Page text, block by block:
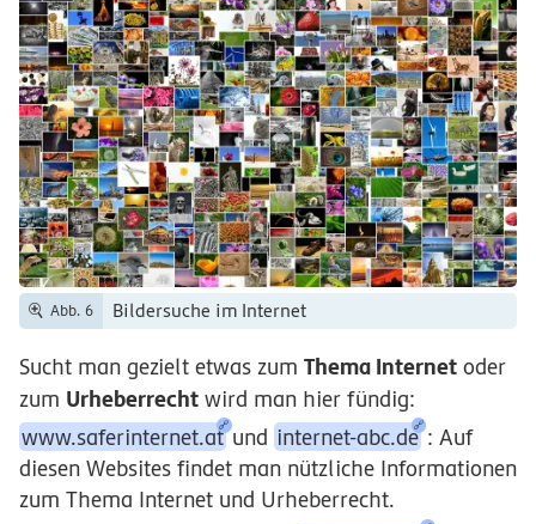
Abb. 6 Bildersuche im Internet
Sucht man gezielt etwas zum Thema Internet oder
zum Urheberrecht wird man hier fündig:
www.saferinternet.at und internet-abc.de : Auf
diesen Websites findet man nützliche Informationen
zum Thema Internet und Urheberrecht.